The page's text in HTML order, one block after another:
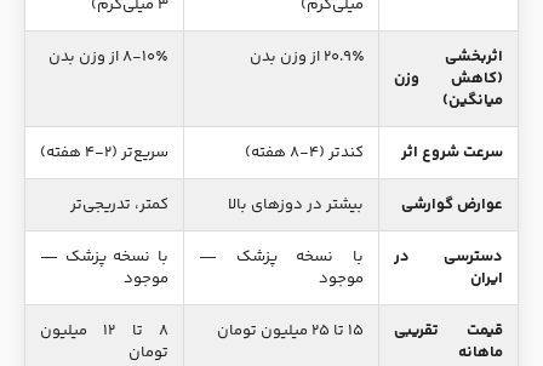
میلی‌گرم)
اثربخشی
(کاهش وزن
میانگین)
۲۰.۹٪ از وزن بدن ۸-۱۰٪ از وزن بدن
سرعت شروع اثر کندتر (۴-۸ هفته) سریع‌تر (۲-۴ هفته)
عوارض گوارشی بیشتر در دوزهای بالا کمتر، تدریجی‌تر
دسترسی در
ایران
با نسخه پزشک —
موجود
با نسخه پزشک —
موجود
قیمت تقریبی
ماهانه
۸ تا ۱۲ میلیون
تومان